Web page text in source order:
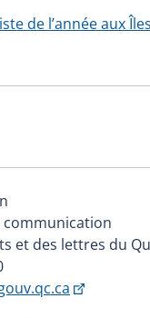
de l’année aux
communication
et des lettres du
Ce